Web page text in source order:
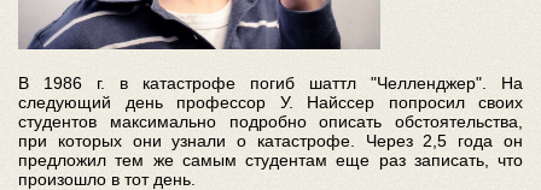
В 1986 г. в катастрофе погиб шаттл "Челленджер". На
следующий день профессор У. Найссер попросил своих
студентов максимально подробно описать обстоятельства,
при которых они узнали о катастрофе. Через 2,5 года он
предложил тем же самым студентам еще раз записать, что
произошло в тот день.